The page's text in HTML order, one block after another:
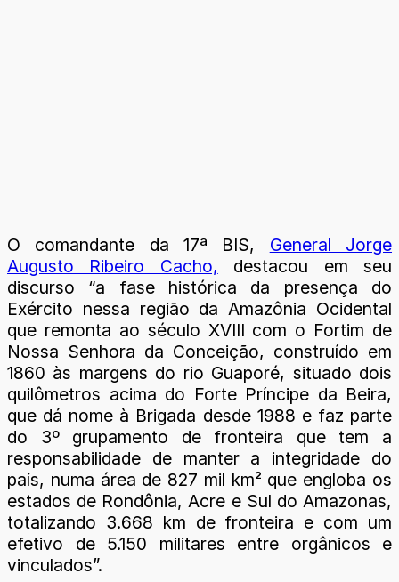
O comandante da 17ª BIS, General Jorge
Augusto Ribeiro Cacho, destacou em seu
discurso “a fase histórica da presença do
Exército nessa região da Amazônia Ocidental
que remonta ao século XVIII com o Fortim de
Nossa Senhora da Conceição, construído em
1860 às margens do rio Guaporé, situado dois
quilômetros acima do Forte Príncipe da Beira,
que dá nome à Brigada desde 1988 e faz parte
do 3º grupamento de fronteira que tem a
responsabilidade de manter a integridade do
país, numa área de 827 mil km² que engloba os
estados de Rondônia, Acre e Sul do Amazonas,
totalizando 3.668 km de fronteira e com um
efetivo de 5.150 militares entre orgânicos e
vinculados”.